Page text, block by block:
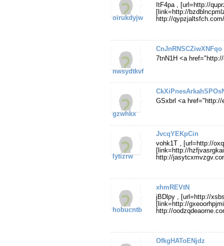
oirukdyjw
ItF4pa , [url=http://
[link=http://
http://qypzjaltsfch.com/
nwsydtkvf
CnJnRNSCZiwXNFqo
7tnN1H <a
gzwhkx
GSxbrl <a href="http://
lytizrw
JvcqYEKpCin
vohk1T , [url=http://
[link=http://
http://
hobucntb
xhmREVtN
jBDlpy , [url=http://
[link=http://
http://
OfkgHAToENjdz